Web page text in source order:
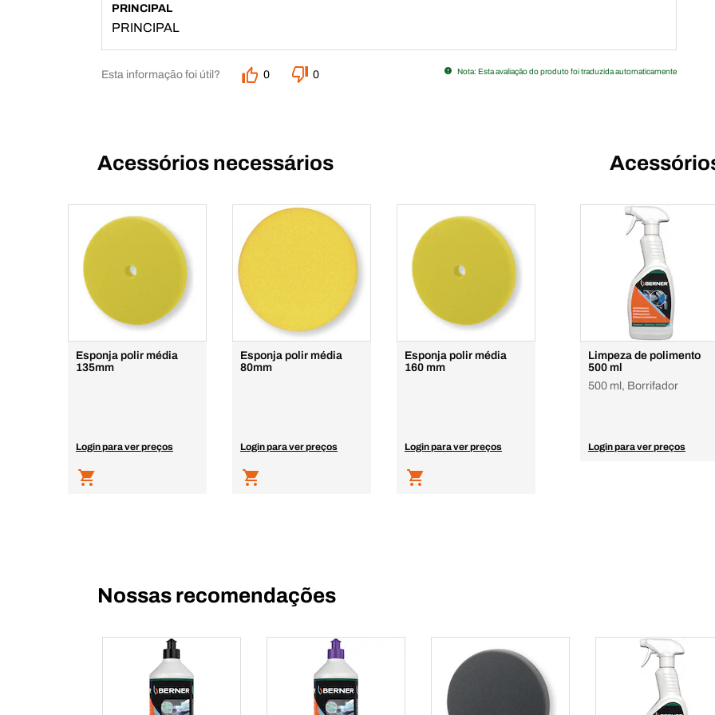
PRINCIPAL
PRINCIPAL
Esta informação foi útil? 0 0 Nota: Esta avaliação do produto foi traduzida automaticamente
Acessórios necessários
Esponja polir média
135mm
Login para ver preços
Esponja polir média
80mm
Login para ver preços
Esponja polir média
160 mm
Login para ver preços
Limpeza de polimento
500 ml
500 ml, Borrifador
Login para ver preços
Nossas recomendações